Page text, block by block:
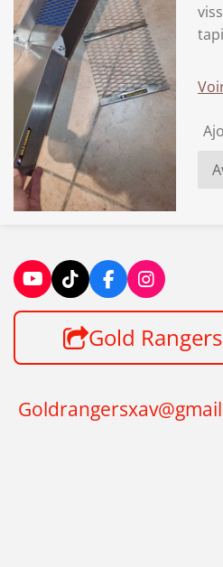
Y
o
b
T
i
T
o
k
F
a
e
o
k
I
n
t
g
a
m
Gold